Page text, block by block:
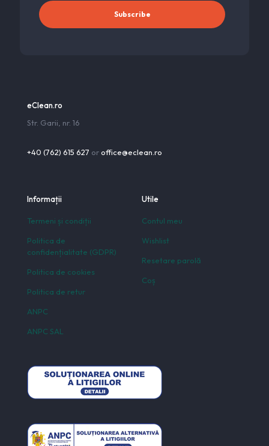
eClean.ro
Str. Garii, nr. 16
+40 (762) 615 627 oroffice@eclean.ro
Informații
Termeni și condiții
Politica de
confidențialitate (GDPR)
Politica de cookies
Politica de retur
ANPC
ANPC SAL
Utile
Contul meu
Wishlist
Resetare parolă
Coș